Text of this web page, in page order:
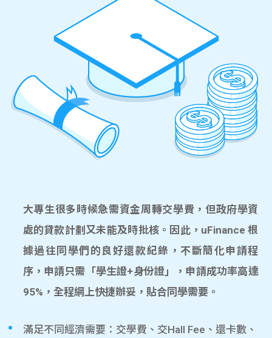
大專生很多時候急需資金周轉交學費，但政府學資
處的貸款計劃又未能及時批核。因此，uFinance 根
據過往同學們的良好還款紀錄，不斷簡化申請程
序，申請只需「學生證+身份證」，申請成功率高達
95%，全程網上快捷辦妥，貼合同學需要。
滿足不同經濟需要：交學費、交Hall Fee、還卡數、